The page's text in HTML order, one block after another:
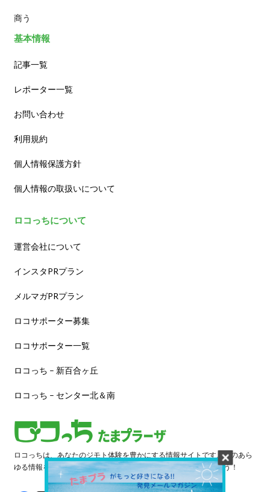
商う
基本情報
記事一覧
レポーター一覧
お問い合わせ
利用規約
個人情報保護方針
個人情報の取扱いについて
ロコっちについて
運営会社について
インスタPRプラン
メルマガPRプラン
ロコサポーター募集
ロコサポーター一覧
ロコっち – 新百合ヶ丘
ロコっち – センター北＆南
ロコっちは、あなたのジモト体験を豊かにする情報サイトです。街のあら
ゆる情報を収集し、日々更新しています。早速情報を探してみよう！